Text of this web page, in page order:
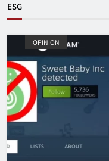
ESG
OPINION